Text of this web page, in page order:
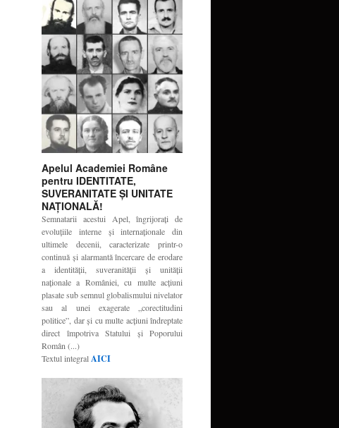
Apelul Academiei Române
pentru IDENTITATE,
SUVERANITATE ŞI UNITATE
NAŢIONALĂ!
Semnatarii acestui Apel, îngrijoraţi de
evoluţiile interne şi internaţionale din
ultimele decenii, caracterizate printr-o
continuă şi alarmantă încercare de erodare
a identităţii, suveranităţii şi unităţii
naţionale a României, cu multe acţiuni
plasate sub semnul globalismului nivelator
sau al unei exagerate „corectitudini
politice”, dar şi cu multe acţiuni îndreptate
direct împotriva Statului şi Poporului
Român (...)
Textul integralAICI